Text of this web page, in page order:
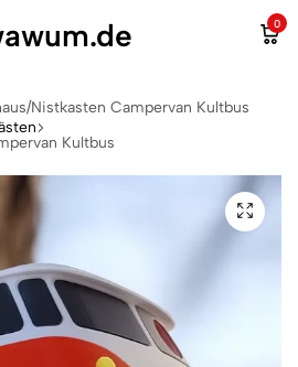
0
Nistkasten Campervan Kultbus
Kultbus